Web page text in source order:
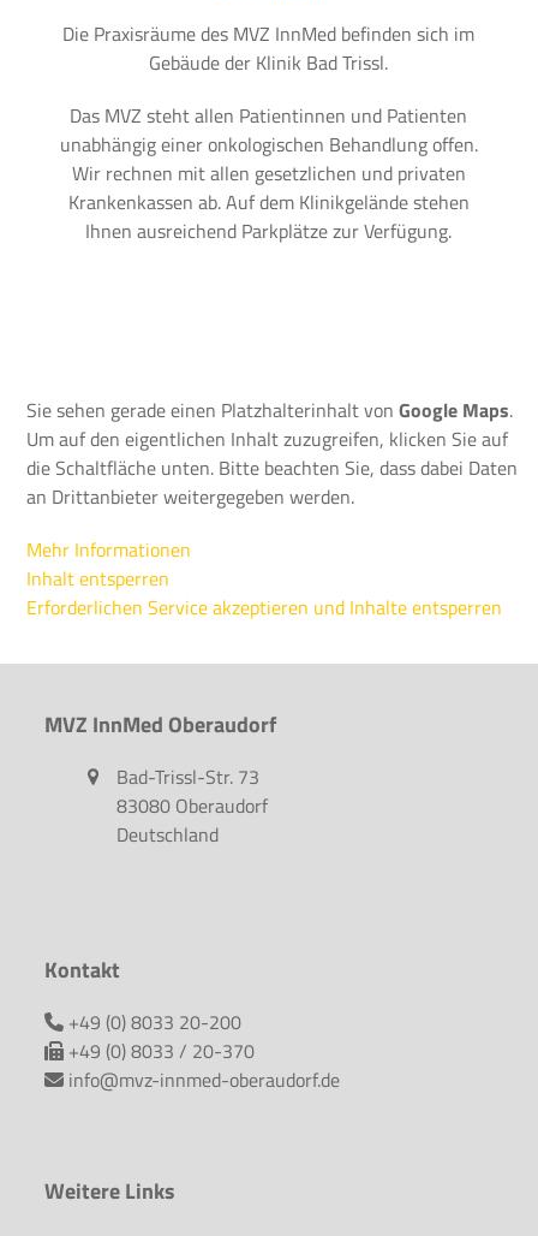
Die Praxisräume des MVZ InnMed befinden sich im
Gebäude der Klinik Bad Trissl.
Das MVZ steht allen Patientinnen und Patienten
unabhängig einer onkologischen Behandlung offen.
Wir rechnen mit allen gesetzlichen und privaten
Krankenkassen ab. Auf dem Klinikgelände stehen
Ihnen ausreichend Parkplätze zur Verfügung.
Sie sehen gerade einen Platzhalterinhalt vonGoogle Maps.
Um auf den eigentlichen Inhalt zuzugreifen, klicken Sie auf
die Schaltfläche unten. Bitte beachten Sie, dass dabei Daten
an Drittanbieter weitergegeben werden.
Mehr Informationen
Inhalt entsperren
Erforderlichen Service akzeptieren und Inhalte entsperren
MVZ InnMed Oberaudorf
Bad-Trissl-Str. 73
83080 Oberaudorf
Deutschland
Kontakt
+49 (0) 8033 20-200
+49 (0) 8033 / 20-370
info@mvz-innmed-oberaudorf.de
Weitere Links